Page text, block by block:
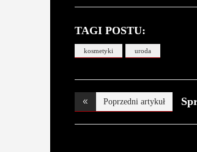
TAGI POSTU:
kosmetyki uroda
Poprzedni artykuł